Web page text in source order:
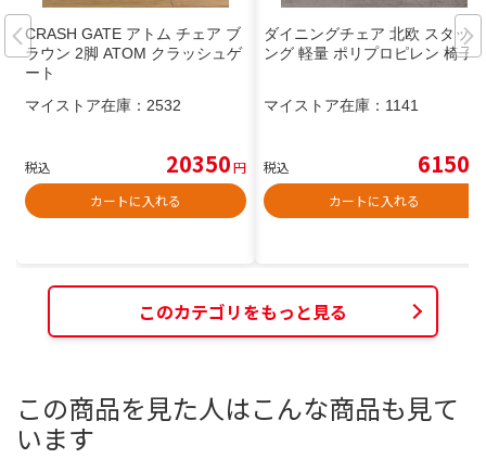
CRASH GATE アトム チェア ブ
ラウン 2脚 ATOM クラッシュゲ
ート
マイストア在庫： 2532
税込 20350円
カートに入れる
ダイニングチェア 北欧 スタッキ
ング 軽量 ポリプロピレン 椅子
マイストア在庫： 1141
税込 6150
カートに入れる
このカテゴリをもっと見る
この商品を見た人はこんな商品も見て
います